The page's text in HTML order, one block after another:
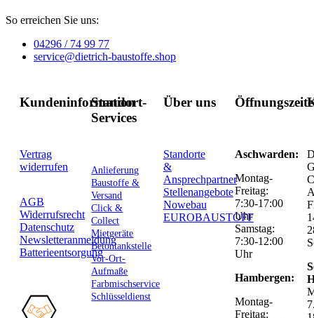
So erreichen Sie uns:
04296 / 74 99 77
service@dietrich-baustoffe.shop
Kundeninformation
Vertrag
widerrufen
AGB
Widerrufsrecht
Datenschutz
Newsletteranmeldung
Batterieentsorgung
Standort-
Services
Anlieferung
Baustoffe &
Versand
Click &
Collect
Mietgeräte
Betontankstelle
Vor-Ort-
Aufmaße
Farbmischservice
Schlüsseldienst
Über uns
Standorte
&
Ansprechpartner
Stellenangebote
Nowebau
EUROBAUSTOFF
Aschwarden:
Montag-
Freitag:
7:30-17:00
Uhr
Samstag:
7:30-12:00
Uhr
Hambergen:
Montag-
Freitag: